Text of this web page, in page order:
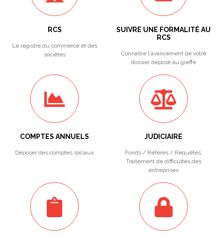
RCS
Le registre du commerce et des
sociétés
SUIVRE UNE FORMALITÉ AU
RCS
Connaitre l'avancement de votre
dossier déposé au greffe
COMPTES ANNUELS
Déposer des comptes sociaux
JUDICIAIRE
Fonds / Référés / Requêtes.
Traitement de difficultés des
entreprises